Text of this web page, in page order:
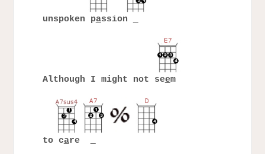
unspoken passion
Although I might not seem
to care